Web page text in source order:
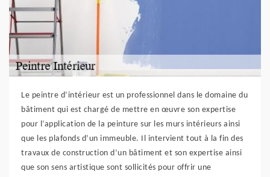
Le peintre d’intérieur est un professionnel dans le domaine du
bâtiment qui est chargé de mettre en œuvre son expertise
pour l’application de la peinture sur les murs intérieurs ainsi
que les plafonds d’un immeuble. Il intervient tout à la fin des
travaux de construction d’un bâtiment et son expertise ainsi
que son sens artistique sont sollicités pour offrir une